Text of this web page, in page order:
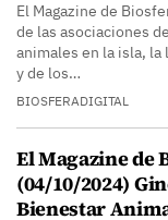
El Magazine de
de las asociaciones
animales en la isla,
y de los…
BIOSFERADIGITAL
El Magazine de
(04/10/2024)
Bienestar